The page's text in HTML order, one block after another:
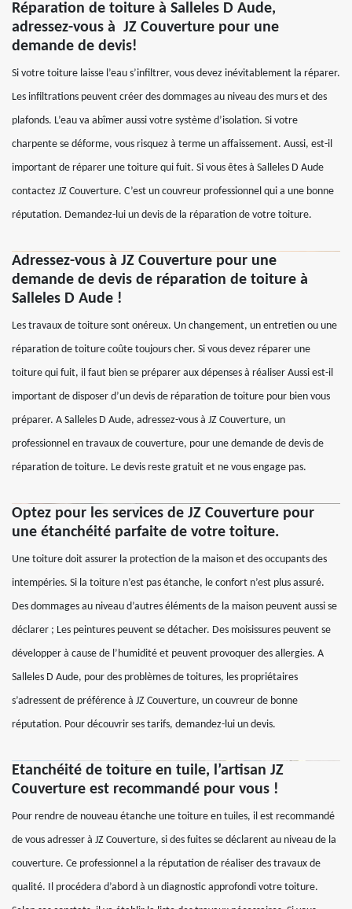
Réparation de toiture à Salleles D Aude,
adressez-vous à JZ Couverture pour une
demande de devis!
Si votre toiture laisse l’eau s’infiltrer, vous devez inévitablement la réparer.
Les infiltrations peuvent créer des dommages au niveau des murs et des
plafonds. L’eau va abîmer aussi votre système d’isolation. Si votre
charpente se déforme, vous risquez à terme un affaissement. Aussi, est-il
important de réparer une toiture qui fuit. Si vous êtes à Salleles D Aude
contactez JZ Couverture. C’est un couvreur professionnel qui a une bonne
réputation. Demandez-lui un devis de la réparation de votre toiture.
Adressez-vous à JZ Couverture pour une
demande de devis de réparation de toiture à
Salleles D Aude !
Les travaux de toiture sont onéreux. Un changement, un entretien ou une
réparation de toiture coûte toujours cher. Si vous devez réparer une
toiture qui fuit, il faut bien se préparer aux dépenses à réaliser Aussi est-il
important de disposer d’un devis de réparation de toiture pour bien vous
préparer. A Salleles D Aude, adressez-vous à JZ Couverture, un
professionnel en travaux de couverture, pour une demande de devis de
réparation de toiture. Le devis reste gratuit et ne vous engage pas.
Optez pour les services de JZ Couverture pour
une étanchéité parfaite de votre toiture.
Une toiture doit assurer la protection de la maison et des occupants des
intempéries. Si la toiture n’est pas étanche, le confort n’est plus assuré.
Des dommages au niveau d’autres éléments de la maison peuvent aussi se
déclarer ; Les peintures peuvent se détacher. Des moisissures peuvent se
développer à cause de l’humidité et peuvent provoquer des allergies. A
Salleles D Aude, pour des problèmes de toitures, les propriétaires
s’adressent de préférence à JZ Couverture, un couvreur de bonne
réputation. Pour découvrir ses tarifs, demandez-lui un devis.
Etanchéité de toiture en tuile, l’artisan JZ
Couverture est recommandé pour vous !
Pour rendre de nouveau étanche une toiture en tuiles, il est recommandé
de vous adresser à JZ Couverture, si des fuites se déclarent au niveau de la
couverture. Ce professionnel a la réputation de réaliser des travaux de
qualité. Il procédera d’abord à un diagnostic approfondi votre toiture.